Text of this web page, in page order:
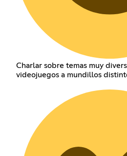
Charlar sobre temas muy
videojuegos a mundillos